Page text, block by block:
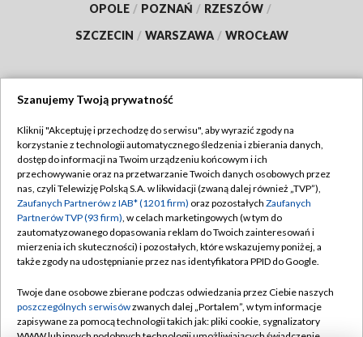
OPOLE / POZNAŃ / RZESZÓW /
SZCZECIN / WARSZAWA / WROCŁAW
TVP
Abonament TVP
Emisja w TVP
Centrum informacji TVP
Naziemna Telewizja Cyfrowa
Rada Programowa
System NOS
Regulamin TVP
Polityka prywatności
Moje zgody
Pomoc
Kontakt
Szanujemy Twoją prywatność
Kliknij "Akceptuję i przechodzę do serwisu", aby wyrazić zgody na
korzystanie z technologii automatycznego śledzenia i zbierania danych,
dostęp do informacji na Twoim urządzeniu końcowym i ich
przechowywanie oraz na przetwarzanie Twoich danych osobowych przez
nas, czyli Telewizję Polską S.A. w likwidacji (zwaną dalej również „TVP”),
Zaufanych Partnerów z IAB* (1201 firm) oraz pozostałych Zaufanych
Partnerów TVP (93 firm), w celach marketingowych (w tym do
zautomatyzowanego dopasowania reklam do Twoich zainteresowań i
mierzenia ich skuteczności) i pozostałych, które wskazujemy poniżej, a
także zgody na udostępnianie przez nas identyfikatora PPID do Google.
Twoje dane osobowe zbierane podczas odwiedzania przez Ciebie naszych
poszczególnych serwisówzwanych dalej „Portalem”, w tym informacje
zapisywane za pomocą technologii takich jak: pliki cookie, sygnalizatory